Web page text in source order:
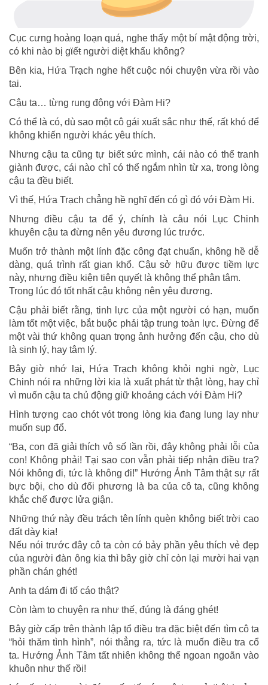
Cục cưng hoảng loạn quá, nghe thấy một bí mật động trời,
có khi nào bị gϊếŧ người diệt khẩu không?
Bên kia, Hứa Trạch nghe hết cuộc nói chuyện vừa rồi vào
tai.
Cậu ta… từng rung động với Đàm Hi?
Có thể là có, dù sao một cô gái xuất sắc như thế, rất khó để
không khiến người khác yêu thích.
Nhưng cậu ta cũng tự biết sức mình, cái nào có thể tranh
giành được, cái nào chỉ có thể ngắm nhìn từ xa, trong lòng
cậu ta đều biết.
Vì thế, Hứa Trạch chẳng hề nghĩ đến có gì đó với Đàm Hi.
Nhưng điều cậu ta để ý, chính là câu nói Lục Chinh
khuyên cậu ta đừng nên yêu đương lúc trước.
Muốn trở thành một lính đặc công đạt chuẩn, không hề dễ
dàng, quá trình rất gian khổ. Cậu sở hữu được tiềm lực
này, nhưng điều kiện tiên quyết là không thể phân tâm.
Trong lúc đó tốt nhất cậu không nên yêu đương.
Cậu phải biết rằng, tinh lực của một người có hạn, muốn
làm tốt một việc, bắt buộc phải tập trung toàn lực. Đừng để
một vài thứ không quan trọng ảnh hưởng đến cậu, cho dù
là sinh lý, hay tâm lý.
Bây giờ nhớ lại, Hứa Trạch không khỏi nghi ngờ, Lục
Chinh nói ra những lời kia là xuất phát từ thật lòng, hay chỉ
vì muốn cậu ta chủ động giữ khoảng cách với Đàm Hi?
Hình tượng cao chót vót trong lòng kia đang lung lay như
muốn sụp đổ.
“Ba, con đã giải thích vô số lần rồi, đây không phải lỗi của
con! Không phải! Tại sao con vẫn phải tiếp nhận điều tra?
Nói không đi, tức là không đi!” Hướng Ảnh Tâm thật sự rất
bực bội, cho dù đối phương là ba của cô ta, cũng không
khắc chế được lửa giận.
Những thứ này đều trách tên lính quèn không biết trời cao
đất dày kia!
Nếu nói trước đây cô ta còn có bảy phần yêu thích vẻ đẹp
của người đàn ông kia thì bây giờ chỉ còn lại mười hai vạn
phần chán ghét!
Anh ta dám đi tố cáo thật?
Còn làm to chuyện ra như thế, đúng là đáng ghét!
Bây giờ cấp trên thành lập tổ điều tra đặc biệt đến tìm cô ta
“hỏi thăm tình hình”, nói thẳng ra, tức là muốn điều tra cổ
ta. Hướng Ảnh Tâm tất nhiên không thể ngoan ngoãn vào
khuôn như thế rồi!